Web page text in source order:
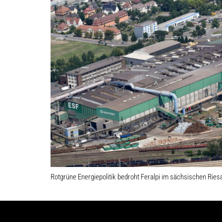
Rotgrüne Energiepolitik bedroht Feralpi im sächsischen